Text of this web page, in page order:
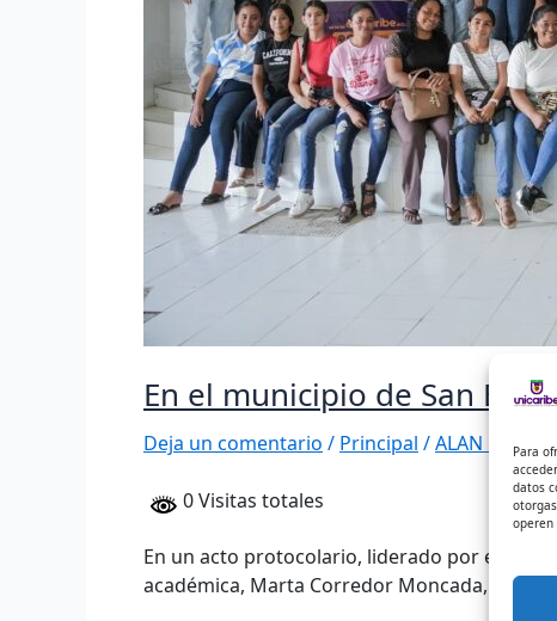
Para
datos
operen
En el municipio de San
Deja un comentario / Principal /ALAN DAVID
0 Visitas totales
En un acto protocolario, liderado por el
académica, Marta Corredor Moncada, se